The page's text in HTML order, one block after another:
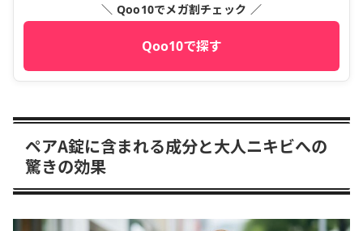
＼ Qoo10でメガ割チェック ／
Qoo10で探す
ペアA錠に含まれる成分と大人ニキビへの
驚きの効果